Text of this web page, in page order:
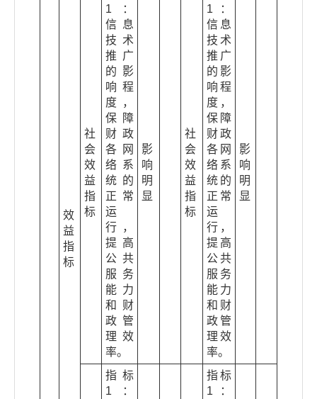
效
益
指
标
社
会
效
益
指
标
1：
信息
技术
推广
的影
响程
度，
保障
财政
各网
络系
统的
正常
运
行，
提高
公共
服务
能力
和财
政管
理效
率。
影
响
明
显
社
会
效
益
指
标
1：
信息
技术
推广
的影
响程
度，
保障
财政
各网
络系
统的
正常
运
行，
提高
公共
服务
能力
和财
政管
理效
率。
影
响
明
显
指标
1：
指标
1：